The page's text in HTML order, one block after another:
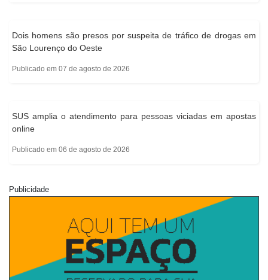
Dois homens são presos por suspeita de tráfico de drogas em
São Lourenço do Oeste
Publicado em 07 de agosto de 2026
SUS amplia o atendimento para pessoas viciadas em apostas
online
Publicado em 06 de agosto de 2026
Publicidade